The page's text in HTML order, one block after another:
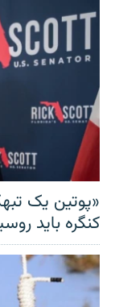
«پوتین یک
کنگره باید